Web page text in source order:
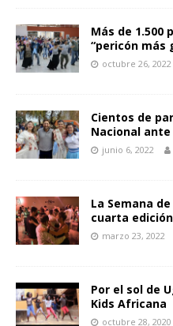
Más de 1.500
“pericón más
octubre 26, 2022
Cientos de
Nacional ante
junio 6, 2022
La Semana
cuarta
marzo 23, 2022
Por el sol de
Kids Africana
octubre 28, 2020